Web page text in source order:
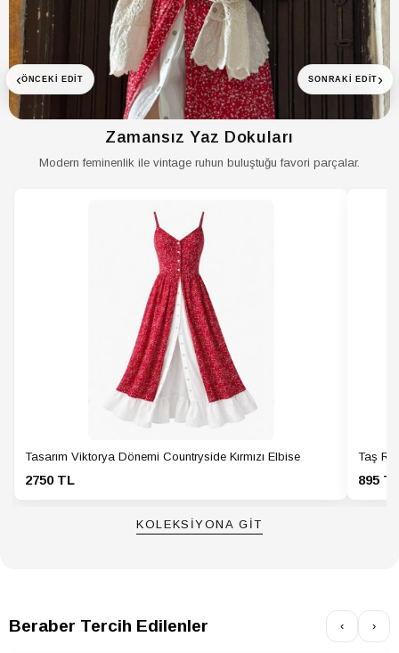
‹ÖNCEKI EDIT
Zamansız Yaz Dokuları
Modern feminenlik ile vintage ruhun buluştuğu favori parçalar.
Tasarım Viktorya Dönemi Countryside Kırmızı Elbise
2750 TL
Taş
895
KOLEKSİYONA GİT
SONRAKI EDIT ›
Beraber Tercih Edilenler ‹ ›